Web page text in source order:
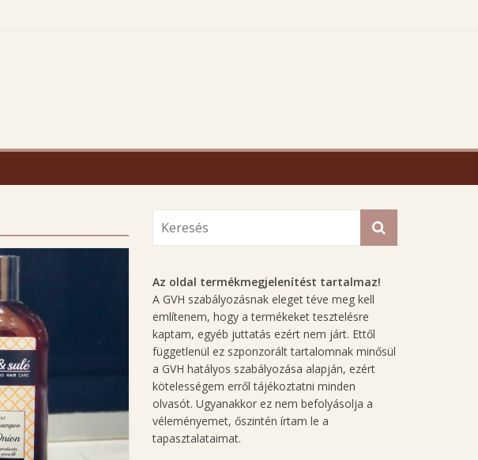
Az oldal termékmegjelenítést tartalmaz!
A GVH szabályozásnak eleget téve meg kell
említenem, hogy a termékeket tesztelésre
kaptam, egyéb juttatás ezért nem járt. Ettől
függetlenül ez szponzorált tartalomnak minősül
a GVH hatályos szabályozása alapján, ezért
kötelességem erről tájékoztatni minden
olvasót. Ugyanakkor ez nem befolyásolja a
véleményemet, őszintén írtam le a
tapasztalataimat.